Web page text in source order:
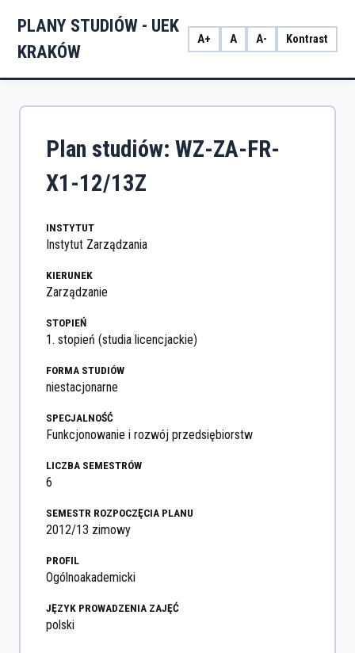
PLANY STUDIÓW - UEK
KRAKÓW
A+ A A- Kontrast
Plan studiów: WZ-ZA-FR-
X1-12/13Z
INSTYTUT
Instytut Zarządzania
KIERUNEK
Zarządzanie
STOPIEŃ
1. stopień (studia licencjackie)
FORMA STUDIÓW
niestacjonarne
SPECJALNOŚĆ
Funkcjonowanie i rozwój przedsiębiorstw
LICZBA SEMESTRÓW
6
SEMESTR ROZPOCZĘCIA PLANU
2012/13 zimowy
PROFIL
Ogólnoakademicki
JĘZYK PROWADZENIA ZAJĘĆ
polski